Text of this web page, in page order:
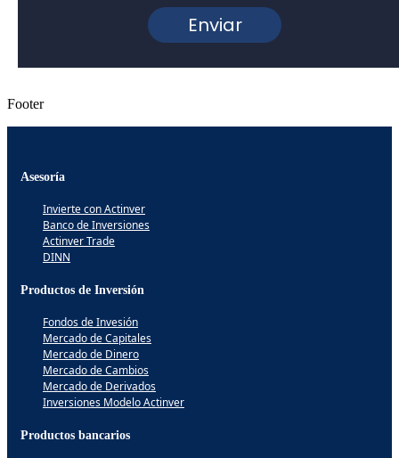
Footer
Asesoría
Invierte con Actinver
Banco de Inversiones
Actinver Trade
DINN
Productos de Inversión
Fondos de Invesión
Mercado de Capitales
Mercado de Dinero
Mercado de Cambios
Mercado de Derivados
Inversiones Modelo Actinver
Productos bancarios